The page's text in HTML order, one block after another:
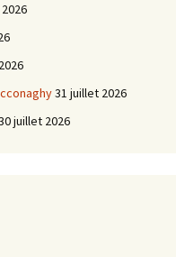
31 juillet 2026
juillet 2026